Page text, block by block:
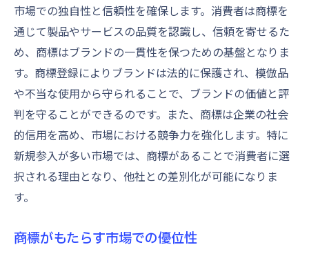
市場での独自性と信頼性を確保します。消費者は商標を
通じて製品やサービスの品質を認識し、信頼を寄せるた
め、商標はブランドの一貫性を保つための基盤となりま
す。商標登録によりブランドは法的に保護され、模倣品
や不当な使用から守られることで、ブランドの価値と評
判を守ることができるのです。また、商標は企業の社会
的信用を高め、市場における競争力を強化します。特に
新規参入が多い市場では、商標があることで消費者に選
択される理由となり、他社との差別化が可能になりま
す。
商標がもたらす市場での優位性